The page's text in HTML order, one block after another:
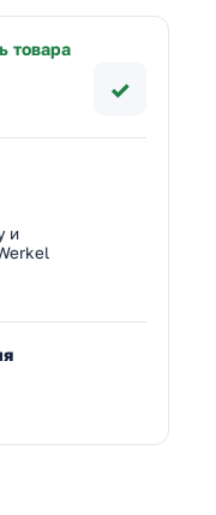
товара
✓
и